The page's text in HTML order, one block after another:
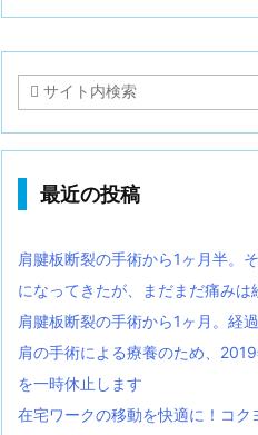
最近の投稿
肩腱板断裂の手術から1ヶ月半。
になってきたが、まだまだ痛みは
肩腱板断裂の手術から1ヶ月。経
肩の手術による療養のため、
を一時休止します
在宅ワークの移動を快適に！コ